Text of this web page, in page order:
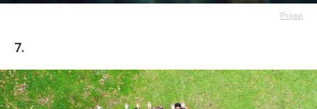
Prijavi
7.